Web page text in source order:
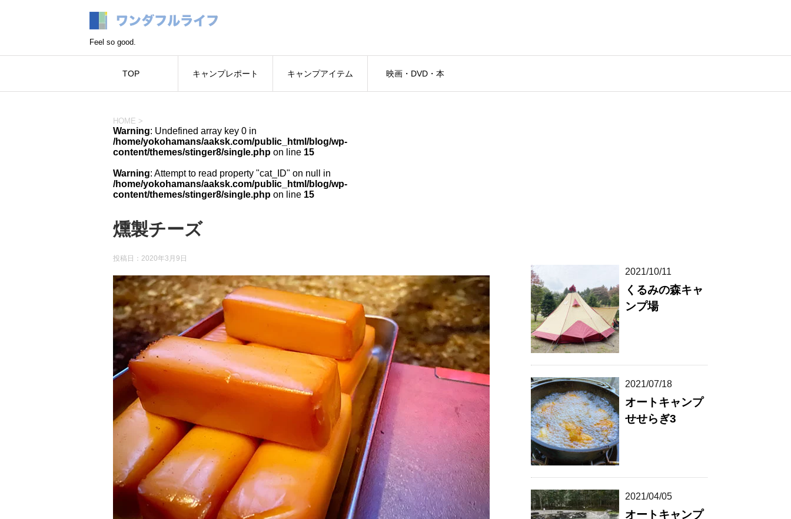
Feel so good.
TOP キャンプレポート キャンプアイテム 映画・DVD・本
HOME >
Warning: Undefined array key 0 in
/home/yokohamans/aaksk.com/public_html/blog/wp-
content/themes/stinger8/single.php on line 15
Warning: Attempt to read property "cat_ID" on null in
/home/yokohamans/aaksk.com/public_html/blog/wp-
content/themes/stinger8/single.php on line 15
燻製チーズ
投稿日： 2020年3月9日
2021/10/11
くるみの森キャ
ンプ場
2021/07/18
オートキャンプ
せせらぎ3
2021/04/05
オートキャンプ